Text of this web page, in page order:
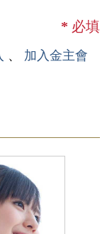
* 必填
、 加入金主會